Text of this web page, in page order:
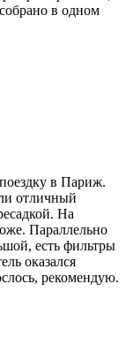
в одном
в Париж.
отличный
На
Параллельно
есть фильтры
оказался
рекомендую.